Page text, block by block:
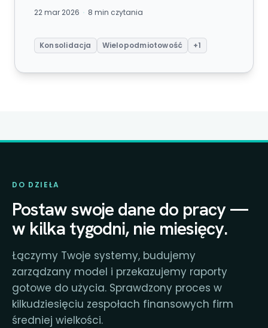
22 mar 2026 8 min czytania
Konsolidacja Wielopodmiotowość +1
DO DZIEŁA
Postaw swoje dane do pracy —
w kilka tygodni, nie miesięcy.
Łączymy Twoje systemy, budujemy
zarządzany model i przekazujemy raporty
gotowe do użycia. Sprawdzony proces w
kilkudziesięciu zespołach finansowych firm
średniej wielkości.